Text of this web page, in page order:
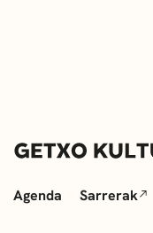
Agenda Sarrerak